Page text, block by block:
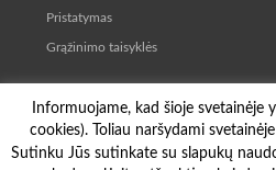
Pristatymas
Grąžinimo taisyklės
Pirkimo-pardavimo taisyklės
Privatumo politika
Informuojame, kad šioje svetainėje
cookies). Toliau naršydami
Sutinku Jūs sutinkate su slapukų